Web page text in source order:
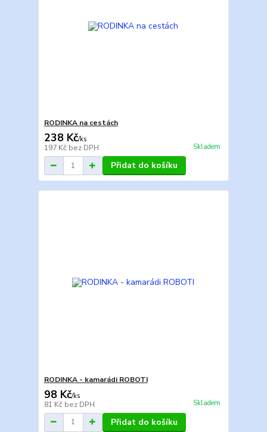
RODINKA na cestách
238 Kč/ks
197 Kč bez DPH Skladem
Přidat do košíku
RODINKA - kamarádi ROBOTI
98 Kč/ks
81 Kč bez DPH Skladem
Přidat do košíku